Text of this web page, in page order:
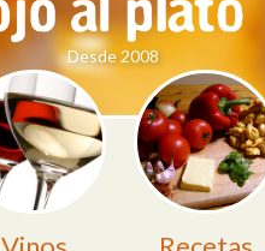
Desde 2008